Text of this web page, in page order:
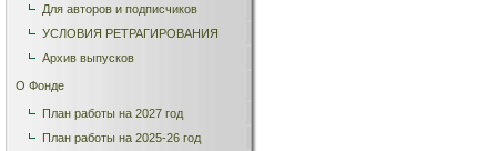
Для авторов и подписчиков
УСЛОВИЯ РЕТРАГИРОВАНИЯ
Архив выпусков
О Фонде
План работы на 2027 год
План работы на 2025-26 год